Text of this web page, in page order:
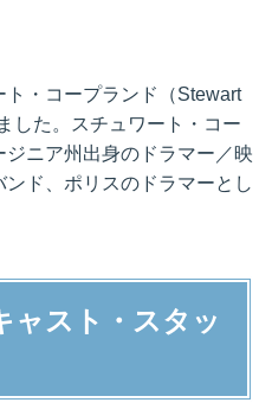
ト・コープランド（Stewart
した。スチュワート・コー
ニア州出身のドラマー／映
ド、ポリスのドラマーとし
ャスト・スタッ